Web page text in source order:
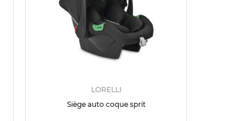
LORELLI
Siège auto coque sprit